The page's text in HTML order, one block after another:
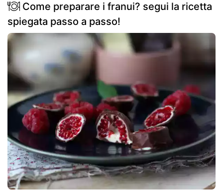
Come preparare i franui? segui la ricetta
spiegata passo a passo!